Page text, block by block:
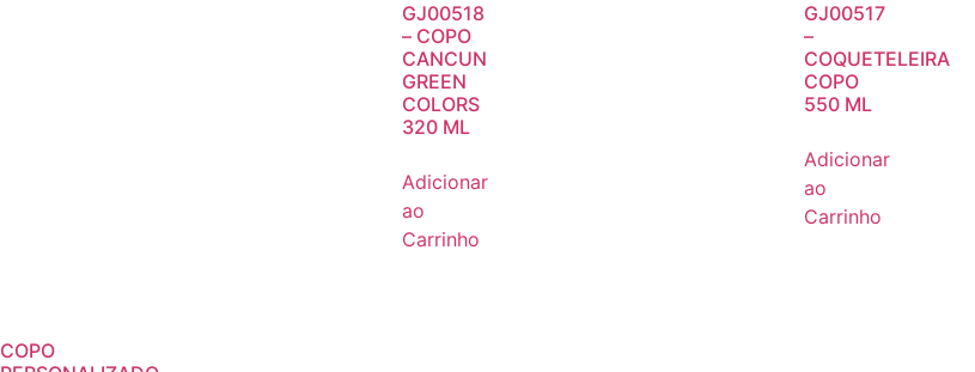
GJ00518
– COPO
CANCUN
GREEN
COLORS
320 ML
Adicionar
ao
Carrinho
GJ00517
–
COQUETELEIRA
COPO
550 ML
Adicionar
ao
Carrinho
COPO